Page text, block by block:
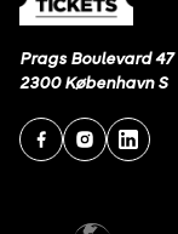
Prags Boulevard 47
2300 København S